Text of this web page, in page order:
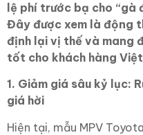
lệ phí trước bạ cho “gà
Đây được xem là động
định lại vị thế và mang
tốt cho khách hàng
1. Giảm giá sâu kỷ lục:
giá hời
Hiện tại, mẫu MPV